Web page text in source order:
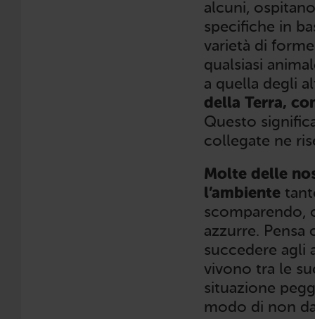
alcuni,
specifiche in
varietà di
qualsiasi
a quella degli
della Terra,
Questo
collegate ne
Molte delle
l’ambiente
scomparendo,
azzurre. Pensa
succedere agli
vivono tra le
situazione
modo di non